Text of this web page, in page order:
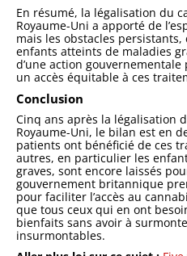
En résumé, la légalisation du
Royaume-Uni a apporté de
mais les obstacles
enfants atteints de maladies
d’une action
un accès équitable à ces
Conclusion
Cinq ans après la légalisation
Royaume-Uni, le bilan est en
patients ont bénéficié de ces
autres, en particulier les
graves, sont encore laissés
gouvernement britannique
pour faciliter l’accès au
que tous ceux qui en ont
bienfaits sans avoir à
insurmontables.